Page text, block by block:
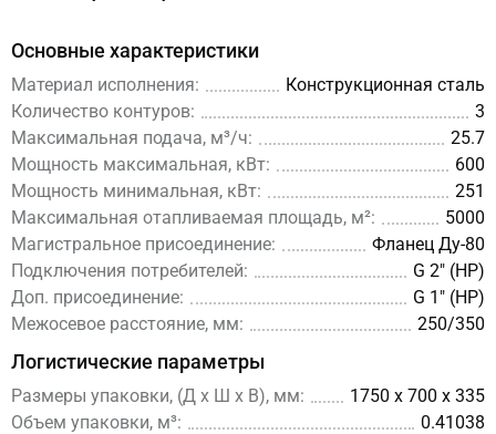
* Для продления срока службы и сохранение гарантии
соединения фланцевых изделий MK, GR (в любом
сочетании) необходимо осуществлять через
сильфонные или резиновые компенсаторы (гибкие
вставки из EPDM)
Основные характеристики
Материал исполнения:
Конструкционная сталь
Количество контуров:
3
Максимальная подача, м³/ч:
25.7
Мощность максимальная, кВт:
600
Мощность минимальная, кВт:
251
Максимальная отапливаемая площадь, м²:
5000
Магистральное присоединение:
Фланец Ду-80
Подключения потребителей:
G 2″ (НР)
Доп. присоединение:
G 1″ (НР)
Межосевое расстояние, мм:
250/350
Логистические параметры
Размеры упаковки, (Д x Ш х В), мм:
1750 x 700 x 335
Объем упаковки, м³:
0.41038